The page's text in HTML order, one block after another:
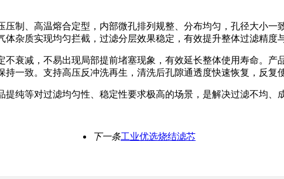
制、高温熔合定型，内部微孔排列规整、分布均匀，孔径大小一
杂质实现均匀拦截，过滤分层效果稳定，有效提升整体过滤精度
衰减，不易出现局部提前堵塞现象，有效延长整体使用寿命。产
一致。支持高压反冲洗再生，清洗后孔隙通透度快速恢复，反复
纯等对过滤均匀性、稳定性要求极高的场景，是解决过滤不均、
下一条工业优选烧结滤芯